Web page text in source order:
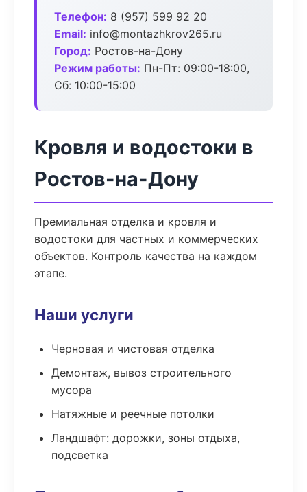
Телефон: 8 (957) 599 92 20
Email: info@montazhkrov265.ru
Город: Ростов-на-Дону
Режим работы: Пн-Пт: 09:00-18:00,
Сб: 10:00-15:00
Кровля и водостоки в
Ростов-на-Дону
Премиальная отделка и кровля и
водостоки для частных и коммерческих
объектов. Контроль качества на каждом
этапе.
Наши услуги
Черновая и чистовая отделка
Демонтаж, вывоз строительного
мусора
Натяжные и реечные потолки
Ландшафт: дорожки, зоны отдыха,
подсветка